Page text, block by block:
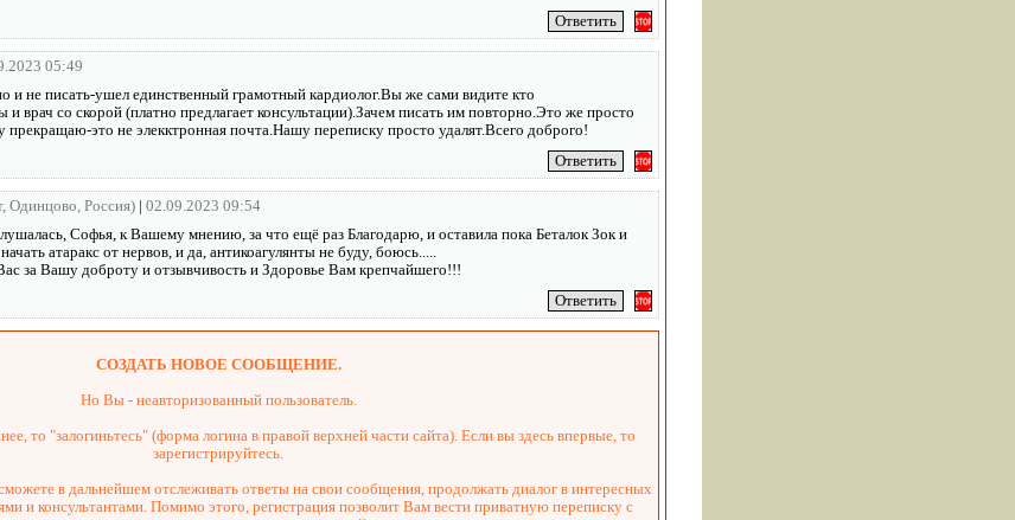
05:49
и не писать-ушел единственный грамотный кардиолог.Вы же сами видите кто
и врач со скорой (платно предлагает консультации).Зачем писать им повторно.Это же просто
это не элекктронная почта.Нашу переписку просто удалят.Всего доброго!
Одинцово, Россия) | 02.09.2023 09:54
Софья, к Вашему мнению, за что ещё раз Благодарю, и оставила пока Беталок Зок и
атаракс от нервов, и да, антикоагулянты не буду, боюсь.....
за Вашу доброту и отзывчивость и Здоровье Вам крепчайшего!!!
СОЗДАТЬ НОВОЕ СООБЩЕНИЕ.
Но Вы - неавторизованный пользователь.
то "залогиньтесь" (форма логина в правой верхней части сайта). Если вы здесь впервые, то
зарегистрируйтесь.
в дальнейшем отслеживать ответы на свои сообщения, продолжать диалог в интересных
и консультантами. Помимо этого, регистрация позволит Вам вести приватную переписку с